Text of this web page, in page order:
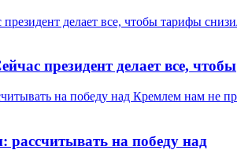
президент делает все, чтобы
рассчитывать на победу над